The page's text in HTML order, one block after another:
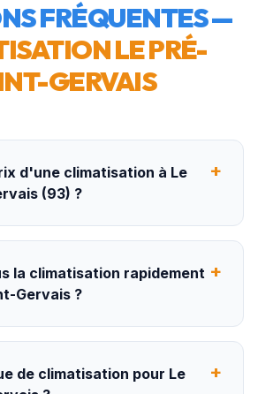
FRÉQUENTES —
LE PRÉ-
GERVAIS
d'une climatisation à Le
(93) ?
+
la climatisation rapidement
Gervais ?
+
de climatisation pour Le
+